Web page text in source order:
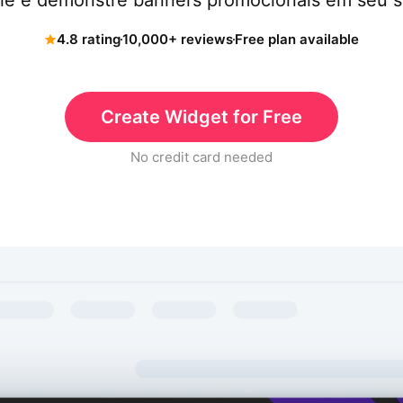
4.8 rating10,000+ reviewsFree plan available
Create Widget for Free
No credit card needed